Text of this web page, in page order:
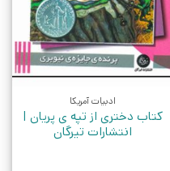
ادبیات آمریکا
کتاب دختری از تپه ی پریان |
انتشارات تیرگان